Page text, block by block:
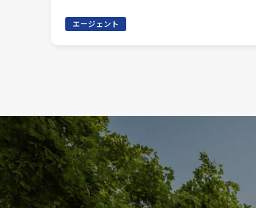
エージェント